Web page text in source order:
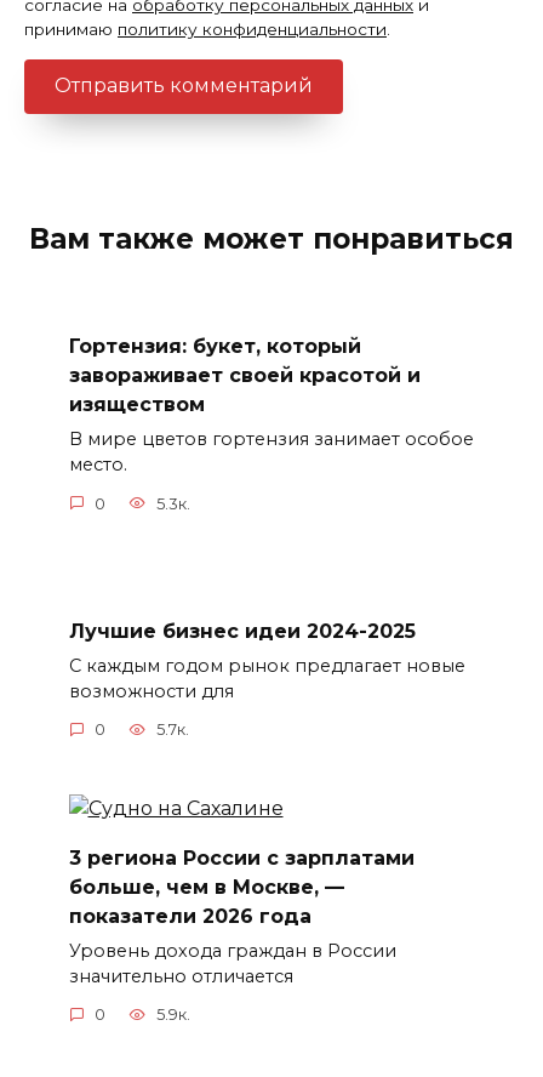
согласие на обработку персональных данных и
принимаю политику конфиденциальности
Вам также может понравиться
Гортензия: букет, который
завораживает своей красотой и
изяществом
В мире цветов гортензия занимает особое
место.
0 5.3к.
Лучшие бизнес идеи 2024-2025
С каждым годом рынок предлагает новые
возможности для
0 5.7к.
3 региона России с зарплатами
больше, чем в Москве, —
показатели 2026 года
Уровень дохода граждан в России
значительно отличается
0 5.9к.